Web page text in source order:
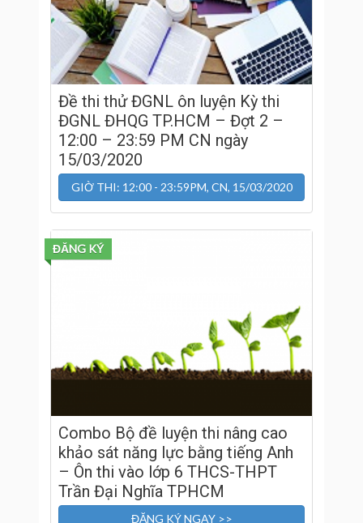
Đề thi thử ĐGNL ôn luyện Kỳ thi
ĐGNL ĐHQG TP.HCM – Đợt 2 –
12:00 – 23:59 PM CN ngày
15/03/2020
GIỜ THI: 12:00 - 23:59PM, CN, 15/03/2020
ĐĂNG KÝ
Combo Bộ đề luyện thi nâng cao
khảo sát năng lực bằng tiếng Anh
– Ôn thi vào lớp 6 THCS-THPT
Trần Đại Nghĩa TPHCM
ĐĂNG KÝ NGAY >>